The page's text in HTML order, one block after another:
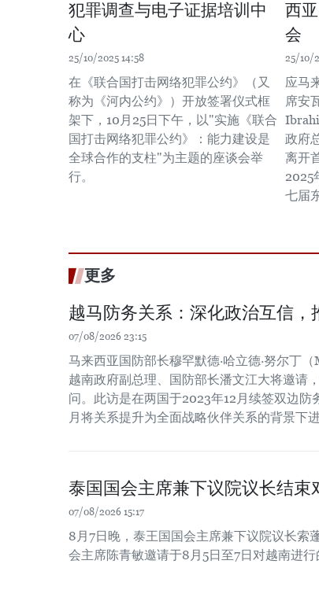
犯罪调查与电子证据培训中
心
25/10/2025 14:58
在《联合国打击网络犯罪公约》（又
称为《河内公约》）开放签署仪式框
架下，10月25日下午，以"实施《联合
国打击网络犯罪公约》：能力建设是
全球合作的支柱"为主题的座谈会举
行。
西
会
25/10/
应马
席安
政府
离开
2025
七届
更多
越马防务关系：深化政治互信，
07/08/2026 23:15
马来西亚国防部长穆罕默德·哈立德·努尔丁
越南政府副总理、国防部长潘文江大将邀请
问。此访是在两国于2023年12月续签双边防
月将关系提升为全面战略伙伴关系的背景下进
泰国国会主席兼下议院议长结束
07/08/2026 15:17
8月7日晚，泰王国国会主席兼下议院议长索
会主席陈青敏邀请于8月5日至7日对越南进行